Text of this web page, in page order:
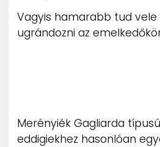
Vagyis hamarabb tud
ugrándozni az
Merényiék Gagliarda
eddigiekhez hasonlóan